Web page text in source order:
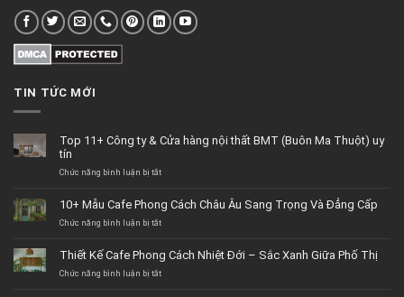
TIN TỨC MỚI
Top 11+ Công ty & Cửa hàng nội thất BMT (Buôn Ma Thuột) uy
tín
Chức năng bình luận bị tắt
Công
hàng
10+ Mẫu Cafe Phong Cách Châu Âu Sang Trọng Và Đẳng Cấp
Chức năng bình luận bị tắt
Cafe
Thiết Kế Cafe Phong Cách Nhiệt Đới – Sắc Xanh Giữa Phố Thị
Chức năng bình luận bị tắt